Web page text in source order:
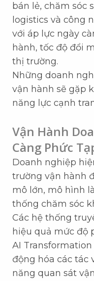
bán lẻ, chăm sóc
logistics và công
với áp lực ngày
hành, tốc độ đổi
thị trường.
Những doanh
vận hành sẽ gặp
năng lực cạnh
Vận Hành
Càng Phức
Doanh nghiệp
trường vận hành
mô lớn, mô hình
thống chăm sóc
Các hệ thống
hiệu quả mức độ
AI
động hóa các tác
năng quan sát